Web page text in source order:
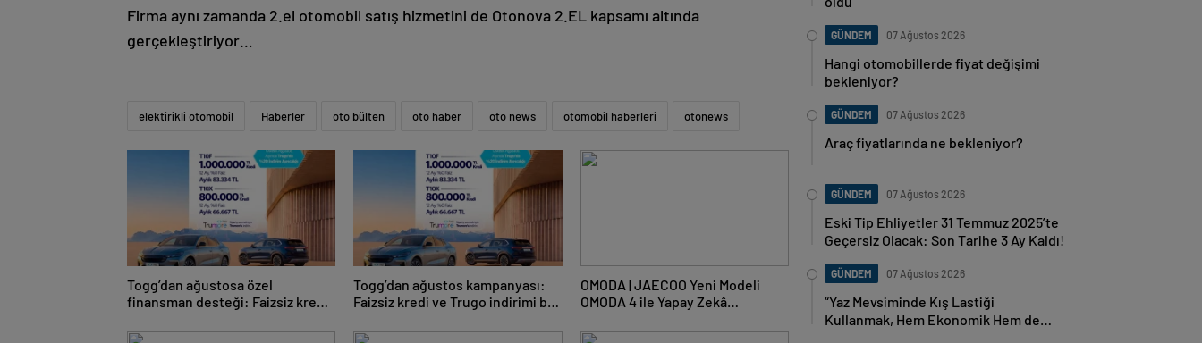
Firma aynı zamanda 2.el otomobil satış hizmetini de Otonova 2.EL kapsamı altında
gerçekleştiriyor…
elektirikli otomobil Haberler oto bülten oto haber oto news otomobil haberleri otonews
Togg’dan ağustosa özel
finansman desteği: Faizsiz kredi
Togg’dan ağustos kampanyası:
Faizsiz kredi ve Trugo indirimi bir
OMODA | JAECOO Yeni Modeli
OMODA 4 ile Yapay Zekâ
GÜNDEM 07 Ağustos 2026
Hangi otomobillerde fiyat değişimi
bekleniyor?
GÜNDEM 07 Ağustos 2026
Araç fiyatlarında ne bekleniyor?
GÜNDEM 07 Ağustos 2026
Eski Tip Ehliyetler 31 Temmuz 2025’te
Geçersiz Olacak: Son Tarihe 3 Ay Kaldı!
GÜNDEM 07 Ağustos 2026
“Yaz Mevsiminde Kış Lastiği
Kullanmak, Hem Ekonomik Hem de